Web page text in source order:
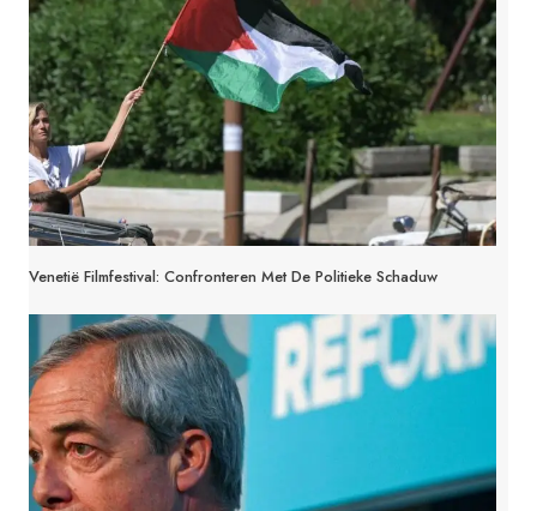
Venetië Filmfestival: Confronteren Met De Politieke Schaduw